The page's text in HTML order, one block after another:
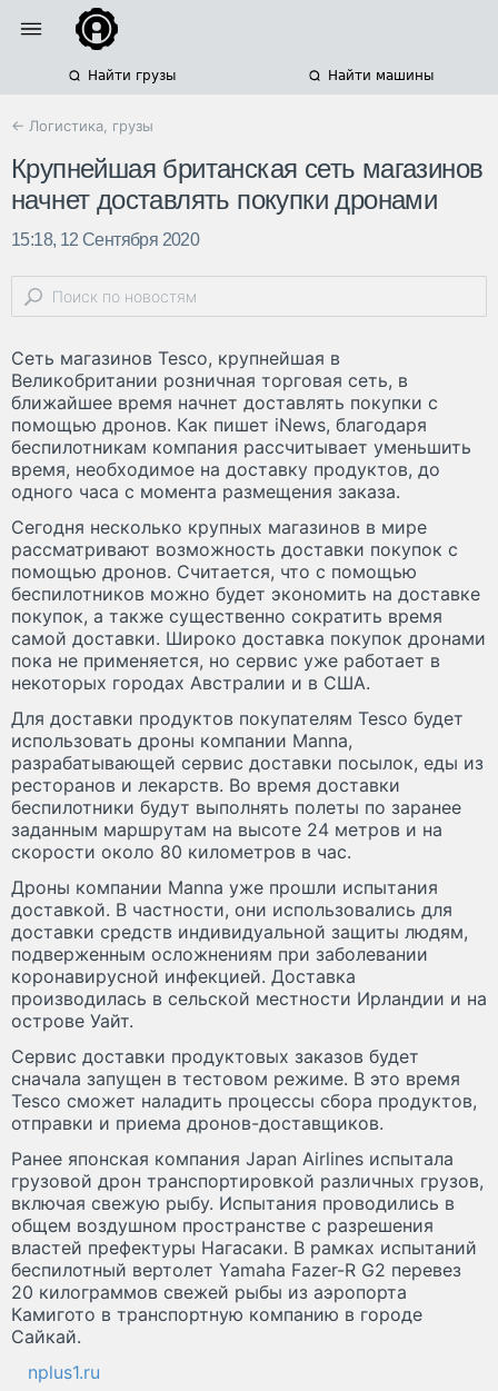
Найти грузы Найти машины
← Логистика, грузы
Крупнейшая британская сеть магазинов
начнет доставлять покупки дронами
15:18, 12 Сентября 2020
Сеть магазинов Tesco, крупнейшая в
Великобритании розничная торговая сеть, в
ближайшее время начнет доставлять покупки с
помощью дронов. Как пишет iNews, благодаря
беспилотникам компания рассчитывает уменьшить
время, необходимое на доставку продуктов, до
одного часа с момента размещения заказа.
Сегодня несколько крупных магазинов в мире
рассматривают возможность доставки покупок с
помощью дронов. Считается, что с помощью
беспилотников можно будет экономить на доставке
покупок, а также существенно сократить время
самой доставки. Широко доставка покупок дронами
пока не применяется, но сервис уже работает в
некоторых городах Австралии и в США.
Для доставки продуктов покупателям Tesco будет
использовать дроны компании Manna,
разрабатывающей сервис доставки посылок, еды из
ресторанов и лекарств. Во время доставки
беспилотники будут выполнять полеты по заранее
заданным маршрутам на высоте 24 метров и на
скорости около 80 километров в час.
Дроны компании Manna уже прошли испытания
доставкой. В частности, они использовались для
доставки средств индивидуальной защиты людям,
подверженным осложнениям при заболевании
коронавирусной инфекцией. Доставка
производилась в сельской местности Ирландии и на
острове Уайт.
Сервис доставки продуктовых заказов будет
сначала запущен в тестовом режиме. В это время
Tesco сможет наладить процессы сбора продуктов,
отправки и приема дронов-доставщиков.
Ранее японская компания Japan Airlines испытала
грузовой дрон транспортировкой различных грузов,
включая свежую рыбу. Испытания проводились в
общем воздушном пространстве с разрешения
властей префектуры Нагасаки. В рамках испытаний
беспилотный вертолет Yamaha Fazer-R G2 перевез
20 килограммов свежей рыбы из аэропорта
Камигото в транспортную компанию в городе
Сайкай.
nplus1.ru